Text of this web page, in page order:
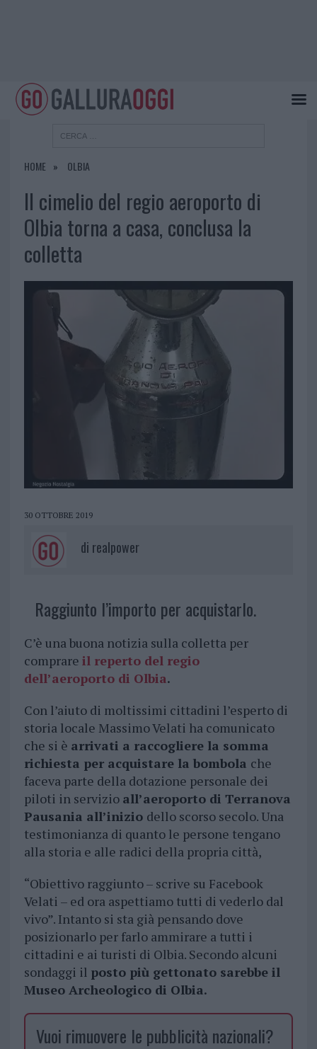
HOME OLBIA
Il cimelio del regio aeroporto di
Olbia torna a casa, conclusa la
colletta
30 OTTOBRE 2019
di realpower
Raggiunto l’importo per acquistarlo.
C’è una buona notizia sulla colletta per
comprare il reperto del regio
dell’aeroporto di Olbia.
Con l’aiuto di moltissimi cittadini l’esperto di
storia locale Massimo Velati ha comunicato
che si è arrivati a raccogliere la somma
richiesta per acquistare la bombola che
faceva parte della dotazione personale dei
piloti in servizio all’aeroporto di Terranova
Pausania all’inizio dello scorso secolo. Una
testimonianza di quanto le persone tengano
alla storia e alle radici della propria città,
“Obiettivo raggiunto – scrive su Facebook
Velati – ed ora aspettiamo tutti di vederlo dal
vivo”. Intanto si sta già pensando dove
posizionarlo per farlo ammirare a tutti i
cittadini e ai turisti di Olbia. Secondo alcuni
sondaggi il posto più gettonato sarebbe il
Museo Archeologico di Olbia.
Vuoi rimuovere le pubblicità nazionali?